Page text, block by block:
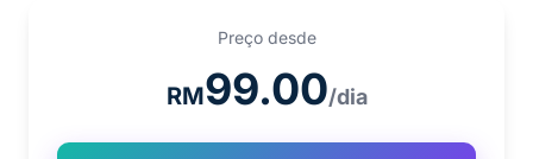
Preço desde
RM99.00/dia